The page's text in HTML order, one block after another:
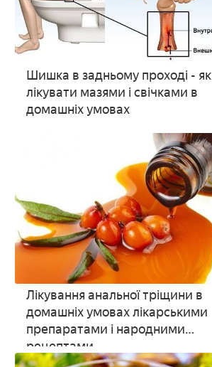
Шишка в задньому проході - як
лікувати мазями і свічками в
домашніх умовах
Лікування анальної тріщини в
домашніх умовах лікарськими
препаратами і народними
рецептами